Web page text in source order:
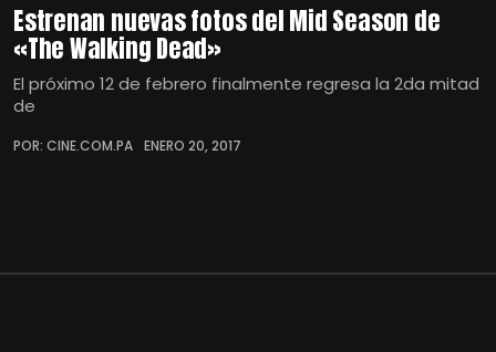
Estrenan nuevas fotos del Mid Season de
«The Walking Dead»
El próximo 12 de febrero finalmente regresa la 2da mitad
de
POR: CINE.COM.PA ENERO 20, 2017